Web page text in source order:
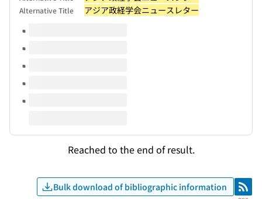
Alternative Title アジア政経学会ニュースレター
Volumes of this title
Reached to the end of result.
Bulk download of bibliographic information RSS